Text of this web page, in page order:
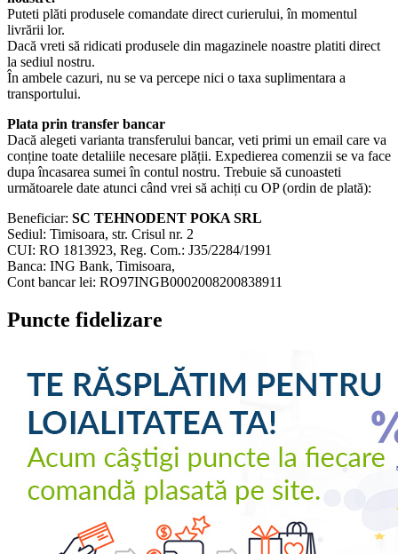
Puteti plăti produsele comandate direct curierului, în momentul
livrării lor.
Dacă vreti să ridicati produsele din magazinele noastre platiti direct
la sediul nostru.
În ambele cazuri, nu se va percepe nici o taxa suplimentara a
transportului.
Plata prin transfer bancar
Dacă alegeti varianta transferului bancar, veti primi un email care va
conține toate detaliile necesare plății. Expedierea comenzii se va face
dupa încasarea sumei în contul nostru. Trebuie să cunoasteti
următoarele date atunci când vrei să achiți cu OP (ordin de plată):
Beneficiar: SC TEHNODENT POKA SRL
Sediul: Timisoara, str. Crisul nr. 2
CUI: RO 1813923, Reg. Com.: J35/2284/1991
Banca: ING Bank, Timisoara,
Cont bancar lei: RO97INGB0002008200838911
Puncte fidelizare